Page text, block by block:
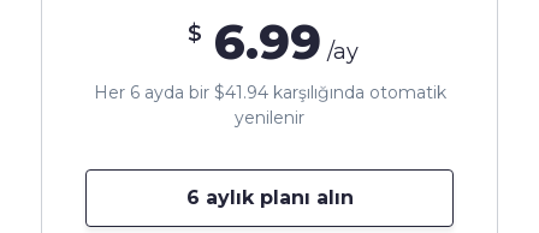
$ 6.99 /ay
Her 6 ayda bir $41.94 karşılığında otomatik
yenilenir
6 aylık planı alın